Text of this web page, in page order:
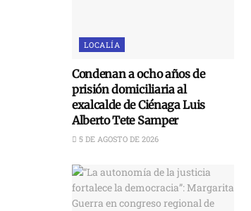
LOCALÍA
Condenan a ocho años de
prisión domiciliaria al
exalcalde de Ciénaga Luis
Alberto Tete Samper
5 DE AGOSTO DE 2026